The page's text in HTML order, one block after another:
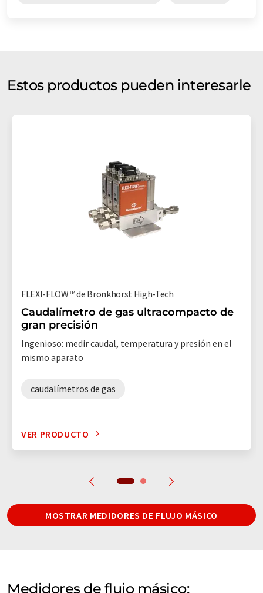
Estos productos pueden interesarle
FLEXI-FLOW™ de Bronkhorst High-Tech
Caudalímetro de gas ultracompacto de
gran precisión
Ingenioso: medir caudal, temperatura y presión en el
mismo aparato
caudalímetros de gas
VER PRODUCTO
MOSTRAR MEDIDORES DE FLUJO MÁSICO
Medidores de flujo másico: